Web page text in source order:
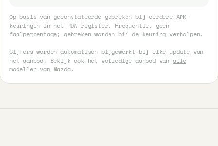
Op basis van geconstateerde gebreken bij eerdere APK-
keuringen in het RDW-register. Frequentie, geen
faalpercentage; gebreken worden bij de keuring verholpen.
Cijfers worden automatisch bijgewerkt bij elke update van
het aanbod. Bekijk ook het volledige aanbod van alle
modellen van Mazda.